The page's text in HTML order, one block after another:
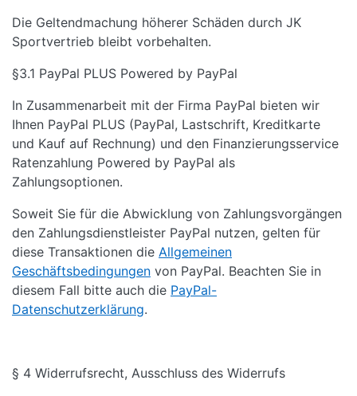
Die Geltendmachung höherer Schäden durch JK
Sportvertrieb bleibt vorbehalten.
§3.1 PayPal PLUS Powered by PayPal
In Zusammenarbeit mit der Firma PayPal bieten wir
Ihnen PayPal PLUS (PayPal, Lastschrift, Kreditkarte
und Kauf auf Rechnung) und den Finanzierungsservice
Ratenzahlung Powered by PayPal als
Zahlungsoptionen.
Soweit Sie für die Abwicklung von Zahlungsvorgängen
den Zahlungsdienstleister PayPal nutzen, gelten für
diese Transaktionen die Allgemeinen
Geschäftsbedingungen von PayPal. Beachten Sie in
diesem Fall bitte auch die PayPal-
Datenschutzerklärung.
§ 4 Widerrufsrecht, Ausschluss des Widerrufs